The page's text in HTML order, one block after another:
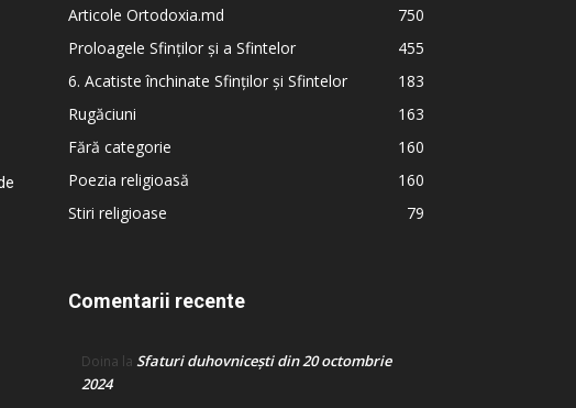
Articole Ortodoxia.md
750
Proloagele Sfinților și a Sfintelor
455
6. Acatiste închinate Sfinților și Sfintelor
183
Rugăciuni
163
Fără categorie
160
Poezia religioasă
160
Stiri religioase
79
Comentarii recente
Doina la Sfaturi duhovnicești din 20 octombrie
2024